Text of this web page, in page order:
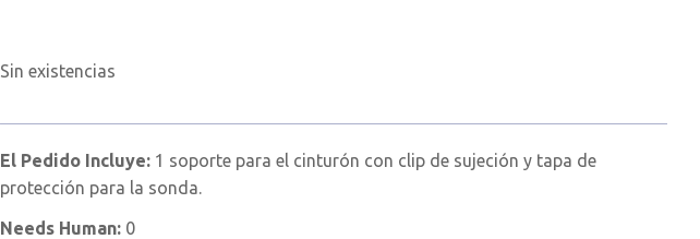
Sin existencias
El Pedido Incluye: 1 soporte para el cinturón con clip de sujeción y tapa de
protección para la sonda.
Needs Human: 0